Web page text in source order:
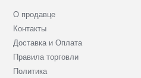
О продавце
Контакты
Доставка и Оплата
Правила торговли
Политика